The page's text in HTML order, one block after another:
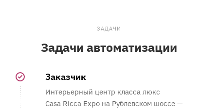
ЗАДАЧИ
Задачи автоматизации
Заказчик
Интерьерный центр класса люкс
Саsа Riсса Ехро на Рублевском шоссе —